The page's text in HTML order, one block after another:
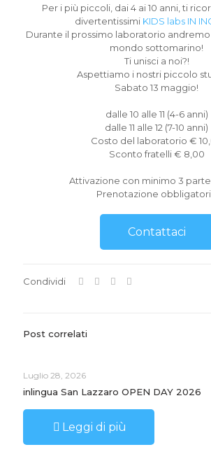
Per i più piccoli, dai 4 ai 10 anni, ti
divertentissimi KIDS labs IN
Durante il prossimo laboratorio
mondo sottomarino!
Ti unisci a noi?!
Aspettiamo i nostri piccolo
Sabato 13 maggio!
dalle 10 alle 11 (4-6 anni)
dalle 11 alle 12 (7-10 anni)
Costo del laboratorio €
Sconto fratelli € 8,00
Attivazione con minimo 3
Prenotazione
Contattaci
Condividi
Post correlati
Luglio 28, 2026
inlingua San Lazzaro OPEN DAY 2026
Leggi di più